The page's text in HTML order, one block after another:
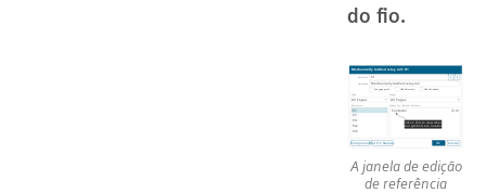
do fio.
A janela de edição
de referência